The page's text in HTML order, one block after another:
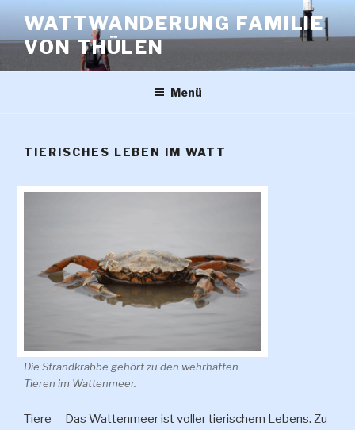
Inhalt
springen
WATTWANDERUNG FAMILIE
VON THÜLEN
Menü
TIERISCHES LEBEN IM WATT
Die Strandkrabbe gehört zu den wehrhaften
Tieren im Wattenmeer.
Tiere – Das Wattenmeer ist voller tierischem Lebens. Zu